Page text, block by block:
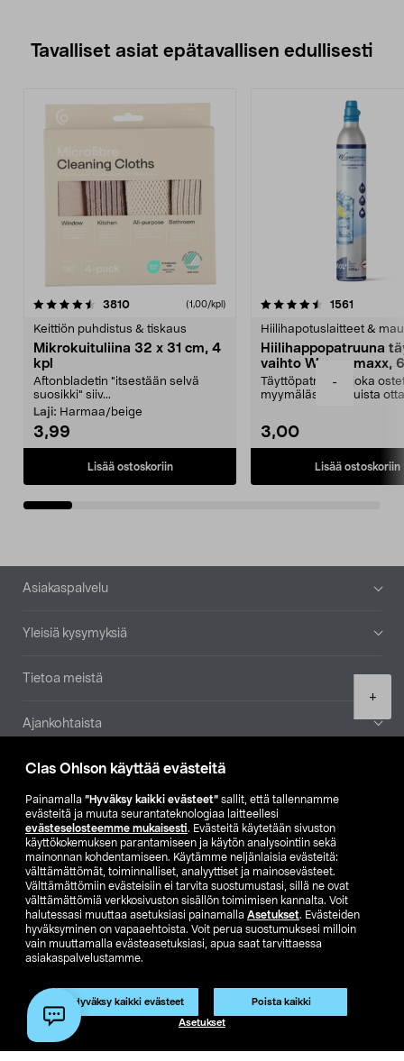
Clas Ohlson käyttää evästeitä
Painamalla ”Hyväksy kaikki evästeet” sallit, että tallennamme
evästeitä ja muuta seurantateknologiaa laitteellesi
evästeselosteemme mukaisesti. Evästeitä käytetään sivuston
käyttökokemuksen parantamiseen ja käytön analysointiin sekä
mainonnan kohdentamiseen. Käytämme neljänlaisia evästeitä:
välttämättömät, toiminnalliset, analyyttiset ja mainosevästeet.
Välttämättömiin evästeisiin ei tarvita suostumustasi, sillä ne ovat
välttämättömiä verkkosivuston sisällön toimimisen kannalta. Voit
halutessasi muuttaa asetuksiasi painamalla Asetukset. Evästeiden
hyväksyminen on vapaaehtoista. Voit perua suostumuksesi milloin
vain muuttamalla evästeasetuksiasi, apua saat tarvittaessa
asiakaspalvelustamme.
Hyväksy kaikki evästeet Poista kaikki
Asetukset
-
+
Tavalliset asiat epätavallisen edullisesti
3810arvostelut (1,00/kpl)
Keittiön puhdistus & tiskaus
Mikrokuituliina 32 x 31 cm, 4
kpl
Aftonbladetin "itsestään selvä
suosikki" siiv...
Laji: Harmaa/beige
3,99
Lisää ostoskoriin
4.5viidestä
1561
Hiilihapotuslaitteet &
Hiilihappopatruuna
vaihto Wassermaxx,
Täyttöpatruuna, joka
myymälästä – muista
3,00
Lisää ostoskoriin
4.5viidestä
Alatunniste
Asiakaspalvelu
Yleisiä kysymyksiä
Tietoa meistä
Ajankohtaista
Muut yrityksemme
Etsi myymälä
SE NO FI
FI SV
Club Clas Ostoehdot
Tietosuojaseloste
Näytä hinnat ilman ALV:a